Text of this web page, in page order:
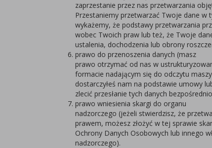
zaprzestanie przez nas przetwarzania
Przestaniemy przetwarzać Twoje dane w
wykażemy, że podstawy przetwarzania
wobec Twoich praw lub też, że Twoje
ustalenia, dochodzenia lub obrony
prawo do przenoszenia danych (masz
prawo otrzymać od nas w
formacie nadającym się do odczytu
dostarczyłeś nam na podstawie umowy
zlecić przesłanie tych danych
prawo wniesienia skargi do organu
nadzorczego (jeżeli stwierdzisz, że
prawem, możesz złożyć w tej sprawie
Ochrony Danych Osobowych lub innego
nadzorczego).